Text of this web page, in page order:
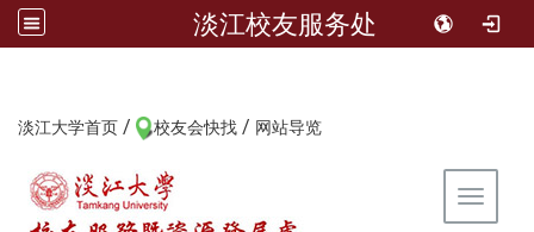
淡江校友服务处
淡江大学首页 / 校友会快找 / 网站导览
Toggle